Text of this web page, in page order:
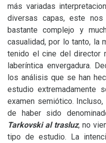
más variadas
diversas capas, este
bastante complejo y
casualidad, por lo tanto, la
tenido el cine del director
laberíntica envergadura.
los análisis que se han
estudio extremadamente
examen semiótico.
de haber sido
Tarkovski al trasluz, no
tipo de estudio. La